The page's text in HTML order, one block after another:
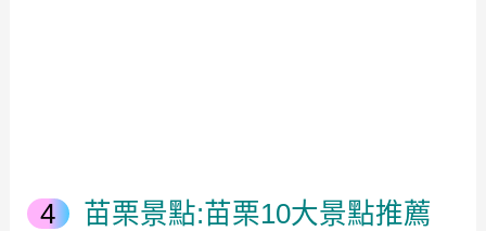
苗栗景點:苗栗10大景點推薦